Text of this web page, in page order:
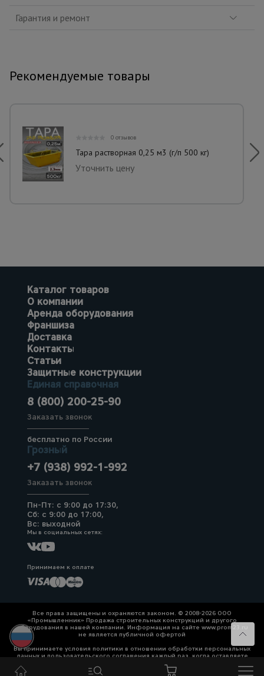
Гарантия и ремонт
Рекомендуемые товары
0 отзывов
Тара растворная 0,25 м3 (г/п 500 кг)
Уточнить цену
Каталог товаров
О компании
Аренда оборудования
Франшиза
Доставка
Контакты
Статьи
Защитные конструкции
Единая справочная
8 (800) 200-25-90
Заказать звонок
бесплатно по России
Грозный
+7 (938) 992-1-992
Заказать звонок
Пн-Пт: с 9:00 до 17:30,
Сб: с 9:00 до 17:00,
Вс: выходной
Мы в социальных сетях:
Принимаем к оплате
Все права защищены и охраняются законом. © 2008-2026 ООО
«Промышленник» Продажа строительных конструкций и другого
оборудования в нашей компании. Информация на сайте www.prom23.ru
не является публичной офертой
Вы принимаете условия политики в отношении обработки персональных
данных и пользовательского соглашения каждый раз, когда оставляете
свои данные в любой форме обратной связи на сайте prom23.ru и его